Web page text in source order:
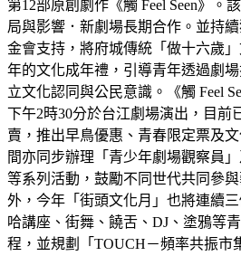
第12部原創劇作《觸 Feel Seen》。
局與影響．新劇場長期合作。並持
金會支持，將府城傳統「做十六歲
年的文化成年禮，引導青年透過劇
立文化認同與公民意識。《觸 Feel
下午2時30分於台江劇場演出，目前
賣，推出早鳥優惠、青春限定票及
間亦同步辦理「青少年劇場觀察員」
等系列活動，鼓勵不同世代共同參
外，今年「街頭文化月」也將連續
哈講座、街舞、饒舌、DJ、塗鴉等
程，並規劃「TOUCH－頻率共振市